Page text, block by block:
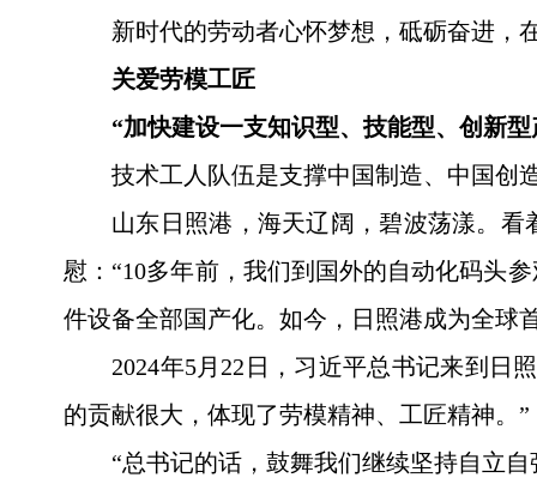
新时代的劳动者心怀梦想，砥砺奋进，
关爱劳模工匠
“加快建设一支知识型、技能型、创新
技术工人队伍是支撑中国制造、中国创
山东日照港，海天辽阔，碧波荡漾。
慰：“10多年前，我们到国外的自动化码头
件设备全部国产化。如今，日照港成为全球
2024年5月22日，习近平总书记来到日
的贡献很大，体现了劳模精神、工匠精神。”
“总书记的话，鼓舞我们继续坚持自立